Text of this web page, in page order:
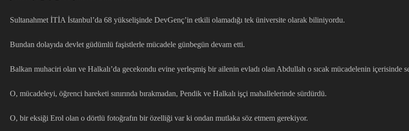
Sultanahmet İTİA İstanbul’da 68 yükselişinde DevGenç’in etkili olamadığı tek üniversite olarak biliniyordu.
Bundan dolayıda devlet güdümlü faşistlerle mücadele günbegün devam etti.
Balkan muhaciri olan ve Halkalı’da gecekondu evine yerleşmiş bir ailenin evladı olan Abdullah o sıcak mücadelenin içerisinde
O, mücadeleyi, öğrenci hareketi sınırında bırakmadan, Pendik ve Halkalı işçi mahallelerinde sürdürdü.
O, bir eksiği Erol olan o dörtlü fotoğrafın bir özelliği var ki ondan mutlaka söz etmem gerekiyor.